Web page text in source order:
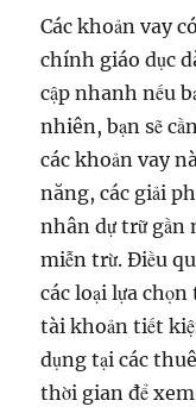
Các khoản vay
chính giáo dục
cập nhanh nếu
nhiên, bạn sẽ
các khoản vay
năng, các giải
nhân dự trữ gần
miễn trừ. Điều
các loại lựa
tài khoản tiết
dụng tại các
thời gian để